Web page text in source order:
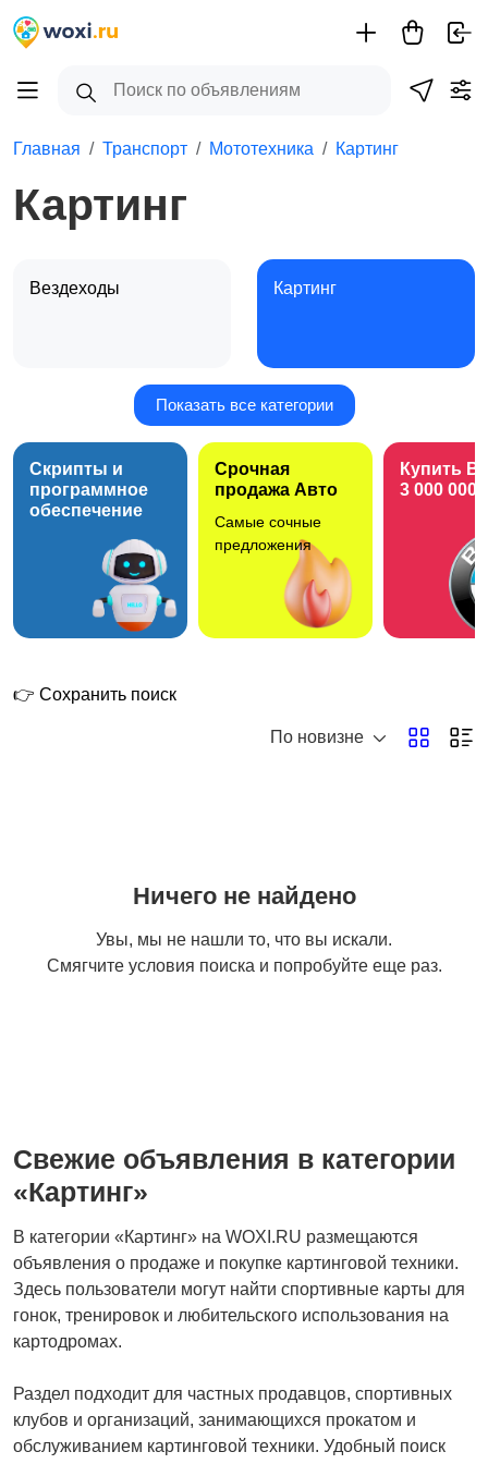
Главная Транспорт Мототехника Картинг
Картинг
Вездеходы Картинг
Квадроциклы и багги Мопеды и скутеры
Мотоциклы Снегоходы
Показать все категории
Скрипты и
программное
обеспечение
Срочная
продажа Авто
Самые сочные
предложения
Купить
3 000 000
👉 Сохранить поиск
По новизне
Ничего не найдено
Увы, мы не нашли то, что вы искали.
Смягчите условия поиска и попробуйте еще раз.
Свежие объявления в категории
«Картинг»
В категории «Картинг» на WOXI.RU размещаются
объявления о продаже и покупке картинговой техники.
Здесь пользователи могут найти спортивные карты для
гонок, тренировок и любительского использования на
картодромах.
Раздел подходит для частных продавцов, спортивных
клубов и организаций, занимающихся прокатом и
обслуживанием картинговой техники. Удобный поиск